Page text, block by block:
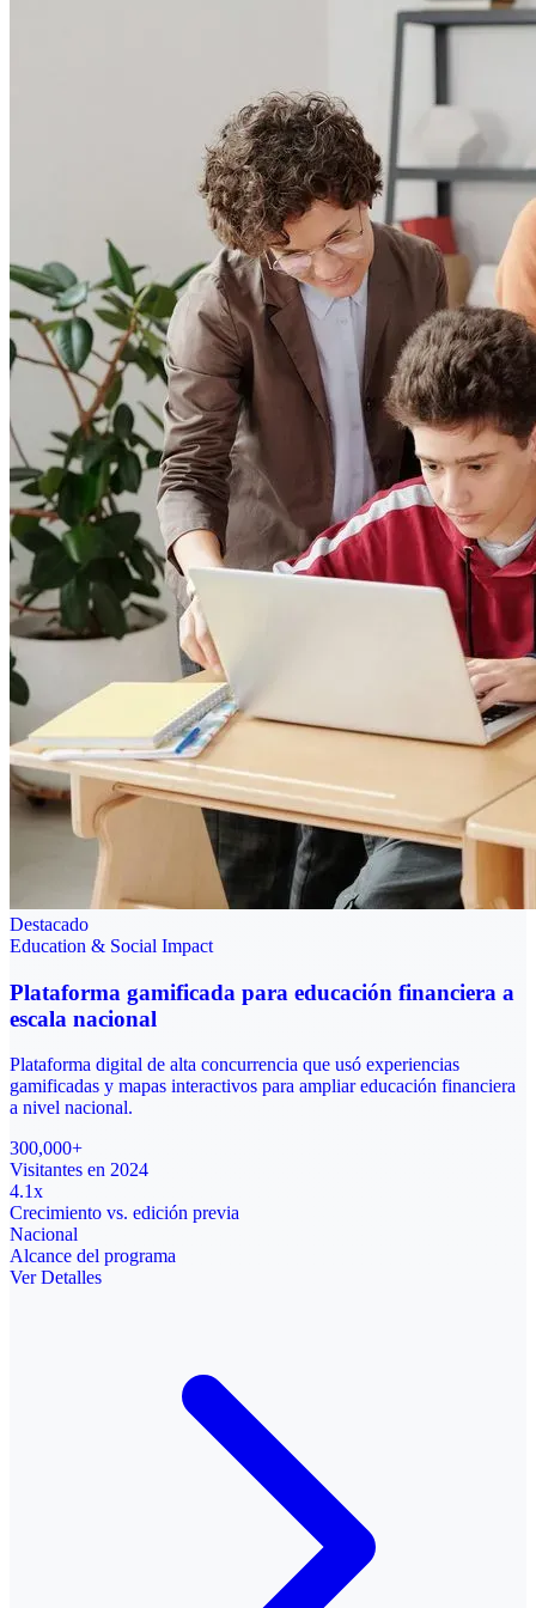
Destacado
Education & Social Impact
Plataforma gamificada para educación financiera a
escala nacional
Plataforma digital de alta concurrencia que usó experiencias
gamificadas y mapas interactivos para ampliar educación financiera
a nivel nacional.
300,000+
Visitantes en 2024
4.1x
Crecimiento vs. edición previa
Nacional
Alcance del programa
Ver Detalles